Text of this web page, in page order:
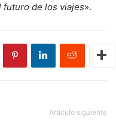
futuro de los viajes».
Artículo siguiente